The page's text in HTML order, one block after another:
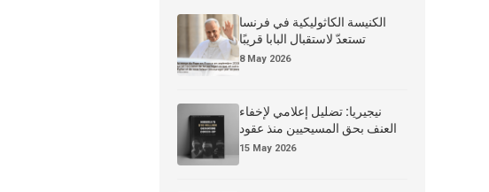
الكنيسة الكاثوليكية في فرنسا
تستعدّ لاستقبال البابا قريبًا
8 May 2026
نيجيريا: تضليل إعلامي لإخفاء
العنف بحق المسيحيين منذ عقود
15 May 2026